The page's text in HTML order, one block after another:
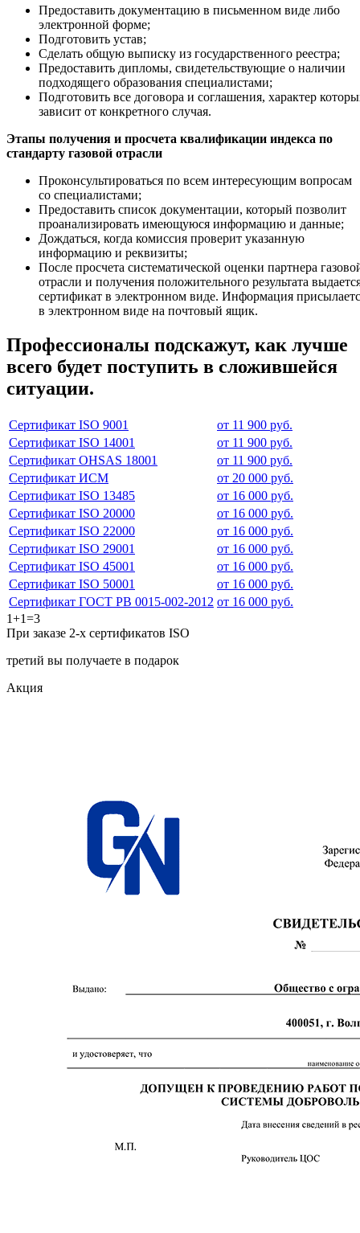
Предоставить документацию в письменном виде либо
электронной форме;
Подготовить устав;
Сделать общую выписку из государственного реестра;
Предоставить дипломы, свидетельствующие о наличии
подходящего образования специалистами;
Подготовить все договора и соглашения, характер
зависит от конкретного случая.
Этапы получения и просчета квалификации индекса по
стандарту газовой отрасли
Проконсультироваться по всем интересующим вопросам
со специалистами;
Предоставить список документации, который позволит
проанализировать имеющуюся информацию и данные;
Дождаться, когда комиссия проверит указанную
информацию и реквизиты;
После просчета систематической оценки партнера
отрасли и получения положительного результата
сертификат в электронном виде. Информация
в электронном виде на почтовый ящик.
Профессионалы подскажут, как лучше
всего будет поступить в сложившейся
ситуации.
Сертификат ISO 9001
от 11 900 руб.
Сертификат ISO 14001
от 11 900 руб.
Сертификат OHSAS 18001
от 11 900 руб.
Сертификат ИСМ
от 20 000 руб.
Сертификат ISO 13485
от 16 000 руб.
Сертификат ISO 20000
от 16 000 руб.
Сертификат ISO 22000
от 16 000 руб.
Сертификат ISO 29001
от 16 000 руб.
Сертификат ISO 45001
от 16 000 руб.
Сертификат ISO 50001
от 16 000 руб.
Сертификат ГОСТ РВ 0015-002-2012 от 16 000 руб.
1+1=3
При заказе 2-х сертификатов ISO
третий вы получаете в подарок
Акция